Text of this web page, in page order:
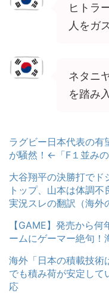
ヒトラ
人をガ
ネタニ
を踏み
ラグビー日本代表の有
が騒然！←「F１並み
大谷翔平の決勝打でド
トップ、山本は体調
実況スレの翻訳（海外
【GAME】発売から
ームにゲーマー絶句！
海外「日本の積載技術
でも積み荷が安定して
応